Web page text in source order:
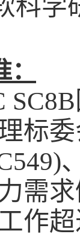
科学
SC8B
标
需
作